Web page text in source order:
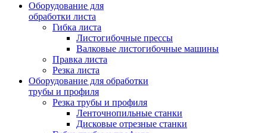
Оборудование для
обработки листа
Гибка листа
Листогибочные прессы
Валковые листогибочные машины
Правка листа
Резка листа
Оборудование для обработки
трубы и профиля
Резка трубы и профиля
Ленточнопильные станки
Дисковые отрезные станки